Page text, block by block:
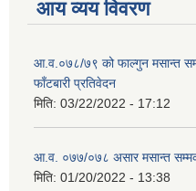
आय व्यय विवरण
आ.व.०७८/७९ को फाल्गुन मसान्त
फाँटबारी प्रतिवेदन
मिति: 03/22/2022 - 17:12
आ.व. ०७७/०७८ असार मसान्त
मिति: 01/20/2022 - 13:38